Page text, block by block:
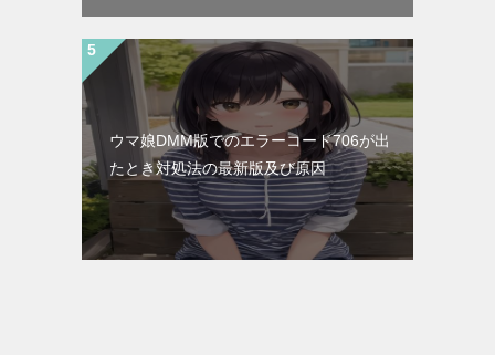
ウマ娘DMM版でのエラーコード706が出
たとき対処法の最新版及び原因